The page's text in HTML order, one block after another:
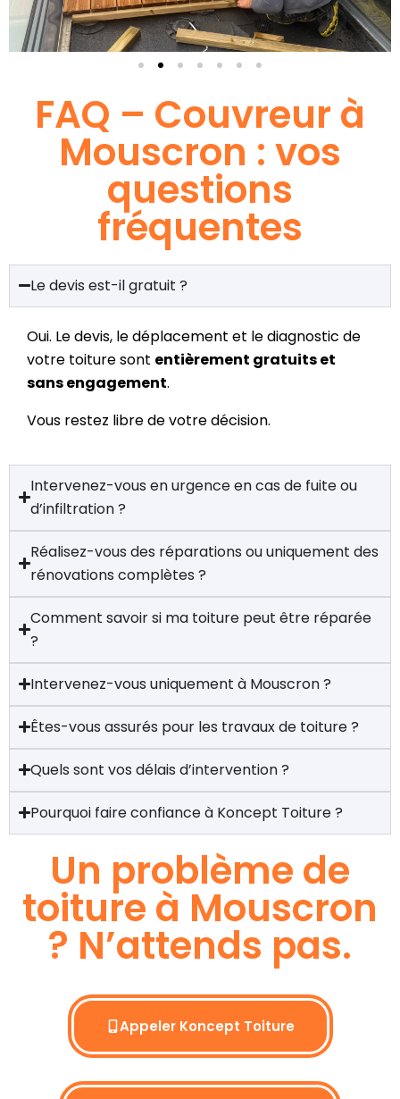
FAQ – Couvreur à
Mouscron : vos
questions
fréquentes
Le devis est-il gratuit ?
Oui. Le devis, le déplacement et le diagnostic de
votre toiture sont entièrement gratuits et
sans engagement.
Vous restez libre de votre décision.
Intervenez-vous en urgence en cas de fuite ou
d’infiltration ?
Réalisez-vous des réparations ou uniquement des
rénovations complètes ?
Comment savoir si ma toiture peut être réparée
?
Intervenez-vous uniquement à Mouscron ?
Êtes-vous assurés pour les travaux de toiture ?
Quels sont vos délais d’intervention ?
Pourquoi faire confiance à Koncept Toiture ?
Un problème de
toiture à Mouscron
? N’attends pas.
Appeler Koncept Toiture